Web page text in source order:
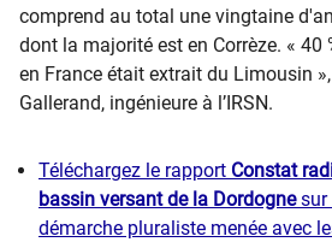
comprend au total une vingtaine
dont la majorité est en Corrèze. «
en France était extrait du Limousin
Gallerand, ingénieure à l’IRSN.
Téléchargez le rapport Constat
bassin versant de la Dordognesur
démarche pluraliste menée avec